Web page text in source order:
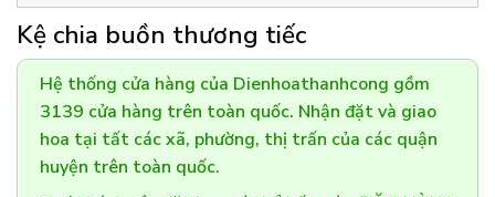
Kệ chia buồn thương tiếc
Hệ thống cửa hàng của Dienhoathanhcong gồm
3139 cửa hàng trên toàn quốc. Nhận đặt và giao
hoa tại tất các xã, phường, thị trấn của các quận
huyện trên toàn quốc.